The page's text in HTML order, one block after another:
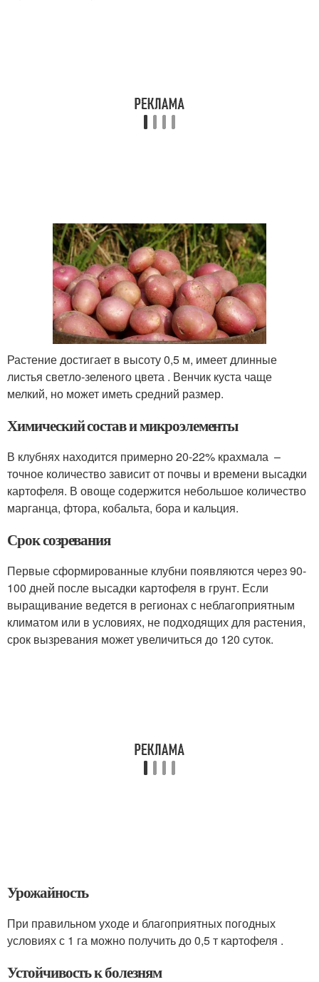
Растение достигает в высоту 0,5 м, имеет длинные
листья светло-зеленого цвета . Венчик куста чаще
мелкий, но может иметь средний размер.
Химический состав и микроэлементы
В клубнях находится примерно 20-22% крахмала –
точное количество зависит от почвы и времени высадки
картофеля. В овоще содержится небольшое количество
марганца, фтора, кобальта, бора и кальция.
Срок созревания
Первые сформированные клубни появляются через 90-
100 дней после высадки картофеля в грунт. Если
выращивание ведется в регионах с неблагоприятным
климатом или в условиях, не подходящих для растения,
срок вызревания может увеличиться до 120 суток.
Урожайность
При правильном уходе и благоприятных погодных
условиях с 1 га можно получить до 0,5 т картофеля .
Устойчивость к болезням